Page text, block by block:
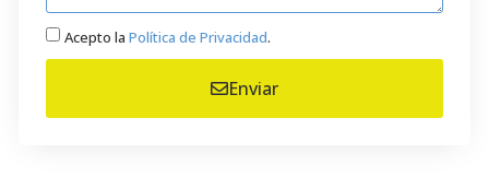
Acepto la Política de Privacidad.
Enviar